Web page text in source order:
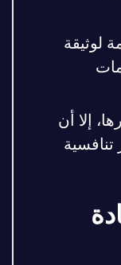
لوثيقة
إلا أن
تنافسية